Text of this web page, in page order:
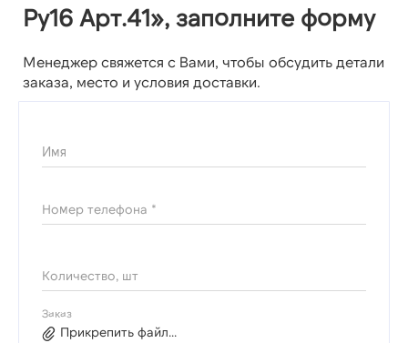
Ру16 Арт.41», заполните форму
Менеджер свяжется с Вами, чтобы обсудить детали
заказа, место и условия доставки.
Имя
Номер телефона *
Количество, шт
Заказ
Прикрепить файл...